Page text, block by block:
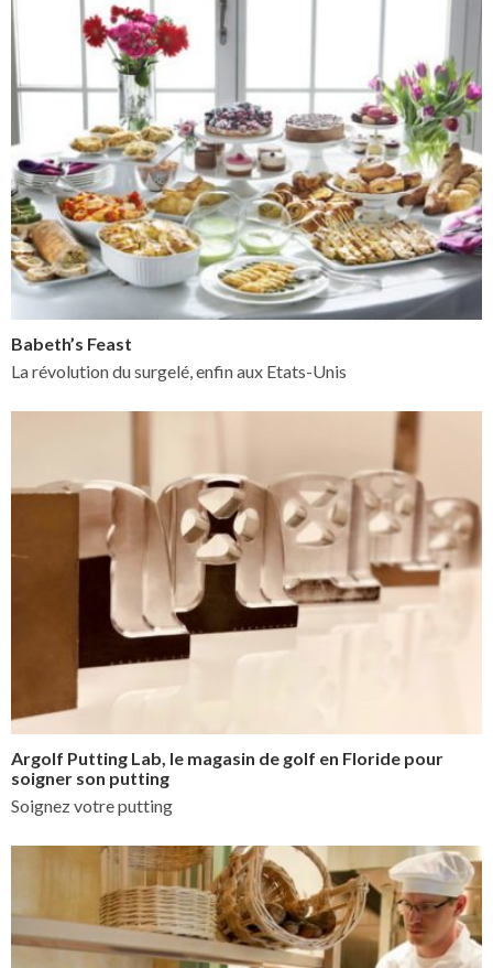
Babeth’s Feast
La révolution du surgelé, enfin aux Etats-Unis
Argolf Putting Lab, le magasin de golf en Floride pour
soigner son putting
Soignez votre putting